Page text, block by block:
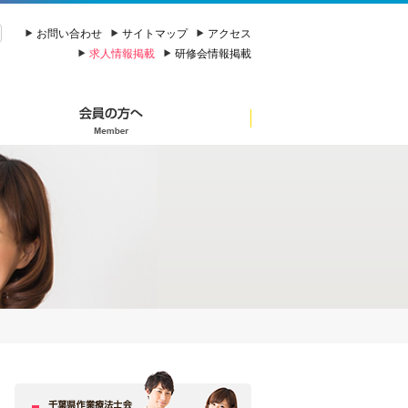
アクセス
サイトマップ
お問い合わせ
研修会情報掲載
求人情報掲載